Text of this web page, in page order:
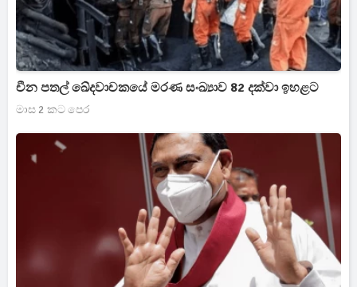
චීන පතල් ඛේදවාචකයේ මරණ සංඛ්‍යාව 82 දක්වා ඉහළට
මාස 2 කට පෙර